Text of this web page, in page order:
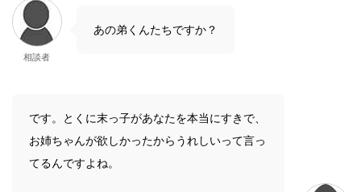
相談者
あの弟くんたちですか？
です。とくに末っ子があなたを本当にすきで、
お姉ちゃんが欲しかったからうれしいって言っ
てるんですよね。